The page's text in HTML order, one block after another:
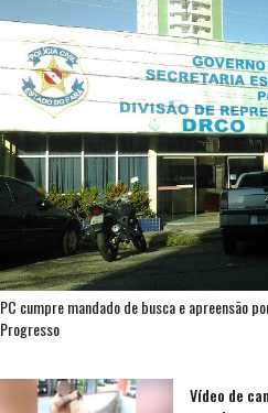
PC cumpre mandado de busca e apreensão
Progresso
Vídeo de